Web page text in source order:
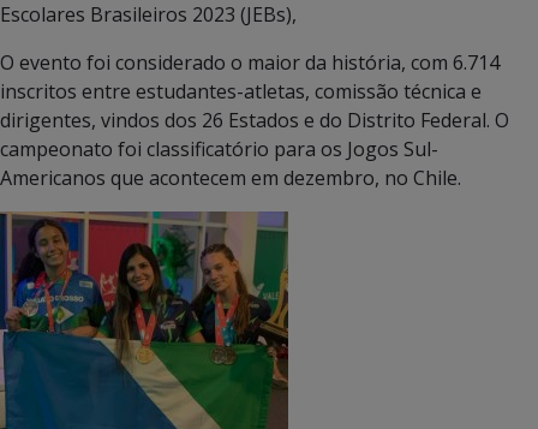
Escolares Brasileiros 2023 (JEBs),
O evento foi considerado o maior da história, com 6.714
inscritos entre estudantes-atletas, comissão técnica e
dirigentes, vindos dos 26 Estados e do Distrito Federal. O
campeonato foi classificatório para os Jogos Sul-
Americanos que acontecem em dezembro, no Chile.